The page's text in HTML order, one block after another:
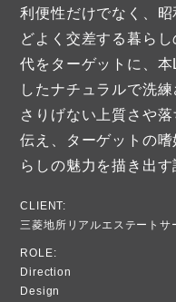
利便性だけでなく、
どよく交差する暮ら
代をターゲットに、
したナチュラルで洗
さりげない上質さや
伝え、ターゲットの
らしの魅力を描き出す
CLIENT:
三菱地所リアルエステートサ
ROLE:
Direction
Design